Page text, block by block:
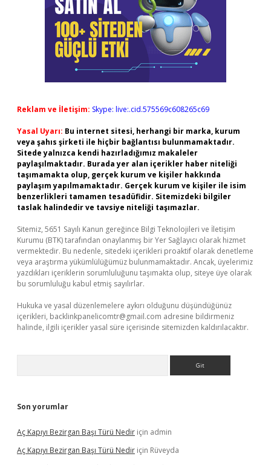
Reklam ve İletişim: Skype: live:.cid.575569c608265c69
Yasal Uyarı: Bu internet sitesi, herhangi bir marka, kurum
veya şahıs şirketi ile hiçbir bağlantısı bulunmamaktadır.
Sitede yalnızca kendi hazırladığımız makaleler
paylaşılmaktadır. Burada yer alan içerikler haber niteliği
taşımamakta olup, gerçek kurum ve kişiler hakkında
paylaşım yapılmamaktadır. Gerçek kurum ve kişiler ile isim
benzerlikleri tamamen tesadüfidir. Sitemizdeki bilgiler
taslak halindedir ve tavsiye niteliği taşımazlar.
Sitemiz, 5651 Sayılı Kanun gereğince Bilgi Teknolojileri ve İletişim
Kurumu (BTK) tarafından onaylanmış bir Yer Sağlayıcı olarak hizmet
vermektedir. Bu nedenle, sitedeki içerikleri proaktif olarak denetleme
veya araştırma yükümlülüğümüz bulunmamaktadır. Ancak, üyelerimiz
yazdıkları içeriklerin sorumluluğunu taşımakta olup, siteye üye olarak
bu sorumluluğu kabul etmiş sayılırlar.
Hukuka ve yasal düzenlemelere aykırı olduğunu düşündüğünüz
içerikleri, backlinkpanelicomtr@gmail.com adresine bildirmeniz
halinde, ilgili içerikler yasal süre içerisinde sitemizden kaldırılacaktır.
Son yorumlar
Aç Kapıyı Bezirgan Başı Türü Nedir için admin
Aç Kapıyı Bezirgan Başı Türü Nedir için Rüveyda